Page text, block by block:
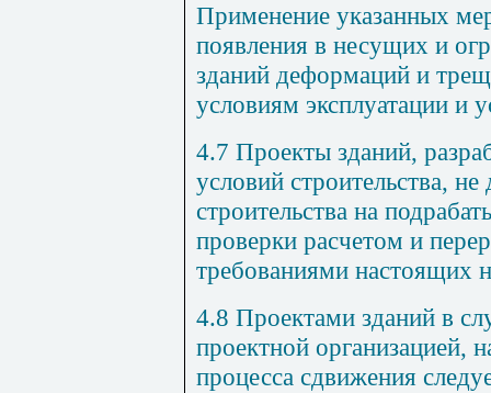
Применение указанных
появления в несущих и
зданий деформаций и
условиям эксплуатации и
4.7 Проекты зданий,
условий строительства,
строительства на
проверки расчетом и
требованиями настоящих
4.8 Проектами зданий в
проектной организацией,
процесса сдвижения